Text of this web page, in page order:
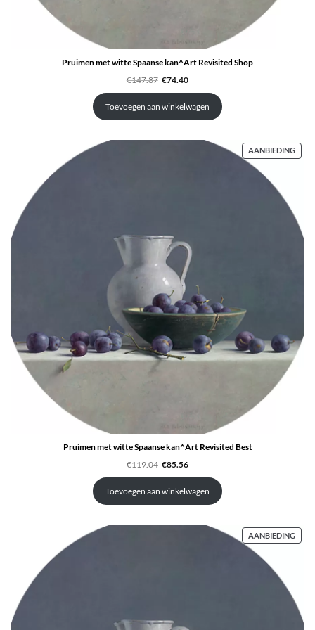
Pruimen met witte Spaanse kan^Art Revisited Shop
€147.87 Oorspronkelijke
was:
€147.87.
€74.40Huidige
is:
€74.40.
Toevoegen aan winkelwagen
AANBIEDING
IN
Pruimen met witte Spaanse kan^Art Revisited Best
€119.04 Oorspronkelijke
was:
€119.04.
€85.56Huidige
is:
€85.56.
Toevoegen aan winkelwagen
AANBIEDING
IN